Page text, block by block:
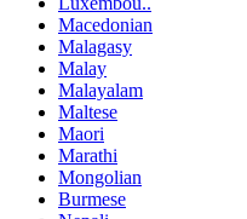
Macedonian
Malagasy
Malay
Malayalam
Maltese
Maori
Marathi
Mongolian
Burmese